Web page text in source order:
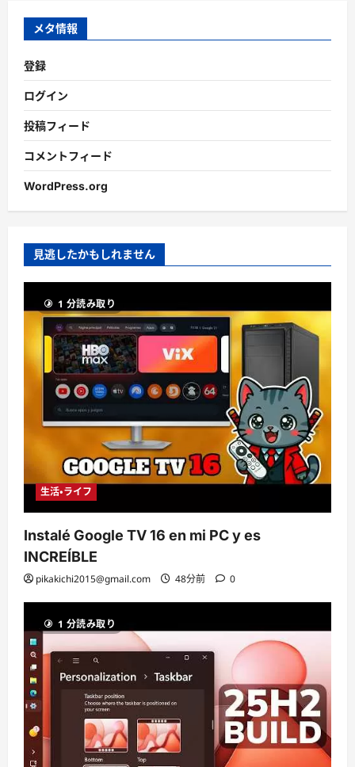
ブ
メタ情報
登録
ログイン
投稿フィード
コメントフィード
WordPress.org
見逃したかもしれません
1 分読み取り
生活・ライフ
Instalé Google TV 16 en mi PC y es
INCREÍBLE
pikakichi2015@gmail.com 48分前 0
1 分読み取り